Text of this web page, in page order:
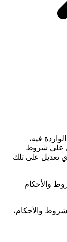
فيه،
على شروط
تعديل على تلك
والأحكام
والأحكام،